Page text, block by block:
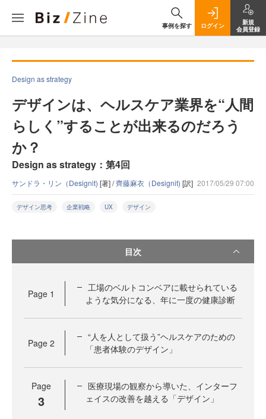
事例を探す ログイン
新規
会員登録
Design as strategy
デザインは、ヘルスケア業界を“人間
らしく”することが出来るのだろう
か？
Design as strategy：第4回
サンドラ・リン（Designit) [著] /齊藤麻衣（Designit) [訳] 2017/05/29 07:00
デザイン思考 企業戦略 UX デザイン
目次
Page 1
工場のベルトコンベアに載せられている
ような気分になる、年に一度の健康診断
Page 2
“人を人として扱う”ヘルスケアのための
「患者体験のデザイン」
Page
3
医療現場の観察から導いた、インターフ
ェイスの改善を越える「デザイン」